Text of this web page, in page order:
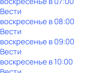
Вести
воскресенье в08:00
Вести
воскресенье в09:00
Вести
воскресенье в10:00